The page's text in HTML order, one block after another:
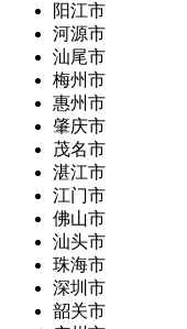
阳江市
河源市
汕尾市
梅州市
惠州市
肇庆市
茂名市
湛江市
江门市
佛山市
汕头市
珠海市
深圳市
韶关市